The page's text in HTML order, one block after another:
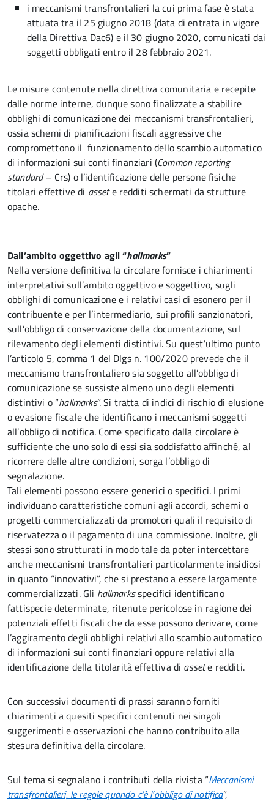
i meccanismi transfrontalieri la cui prima fase è stata
attuata tra il 25 giugno 2018 (data di entrata in vigore
della Direttiva Dac6) e il 30 giugno 2020, comunicati dai
soggetti obbligati entro il 28 febbraio 2021.
Le misure contenute nella direttiva comunitaria e recepite
dalle norme interne, dunque sono finalizzate a stabilire
obblighi di comunicazione dei meccanismi transfrontalieri,
ossia schemi di pianificazioni fiscali aggressive che
compromettono il funzionamento dello scambio automatico
di informazioni sui conti finanziari (Common reporting
standard– Crs) o l’identificazione delle persone fisiche
titolari effettive di assete redditi schermati da strutture
opache.
Dall’ambito oggettivo agli “hallmarks”
Nella versione definitiva la circolare fornisce i chiarimenti
interpretativi sull’ambito oggettivo e soggettivo, sugli
obblighi di comunicazione e i relativi casi di esonero per il
contribuente e per l’intermediario, sui profili sanzionatori,
sull’obbligo di conservazione della documentazione, sul
rilevamento degli elementi distintivi. Su quest’ultimo punto
l’articolo 5, comma 1 del Dlgs n. 100/2020 prevede che il
meccanismo transfrontaliero sia soggetto all’obbligo di
comunicazione se sussiste almeno uno degli elementi
distintivi o “hallmarks”. Si tratta di indici di rischio di elusione
o evasione fiscale che identificano i meccanismi soggetti
all’obbligo di notifica. Come specificato dalla circolare è
sufficiente che uno solo di essi sia soddisfatto affinché, al
ricorrere delle altre condizioni, sorga l’obbligo di
segnalazione.
Tali elementi possono essere generici o specifici. I primi
individuano caratteristiche comuni agli accordi, schemi o
progetti commercializzati da promotori quali il requisito di
riservatezza o il pagamento di una commissione. Inoltre, gli
stessi sono strutturati in modo tale da poter intercettare
anche meccanismi transfrontalieri particolarmente insidiosi
in quanto “innovativi”, che si prestano a essere largamente
commercializzati. Gli hallmarksspecifici identificano
fattispecie determinate, ritenute pericolose in ragione dei
potenziali effetti fiscali che da esse possono derivare, come
l’aggiramento degli obblighi relativi allo scambio automatico
di informazioni sui conti finanziari oppure relativi alla
identificazione della titolarità effettiva di assete redditi.
Con successivi documenti di prassi saranno forniti
chiarimenti a quesiti specifici contenuti nei singoli
suggerimenti e osservazioni che hanno contribuito alla
stesura definitiva della circolare.
Sul tema si segnalano i contributi della rivista “Meccanismi
transfrontalieri, le regole quando c’è l’obbligo di notifica”,